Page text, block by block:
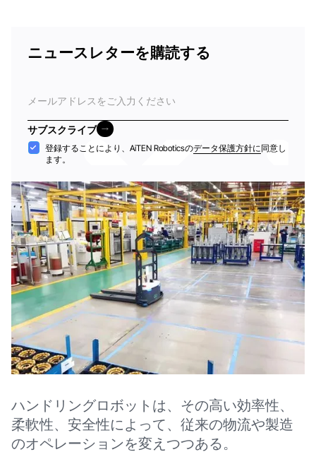
ニュースレターを購読する
子
メ
ー
ル
サブスクライブ
サブスクライブ
受
れ
登録することにより、AiTEN Roboticsのデータ保護方針に同意し
ます。
ハンドリングロボットは、その高い効率性、
柔軟性、安全性によって、従来の物流や製造
のオペレーションを変えつつある。